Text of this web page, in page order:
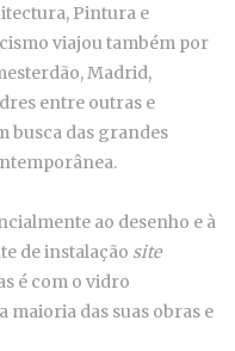
Pintura e
viajou também por
Madrid,
entre outras e
busca das grandes
ao desenho e à
de instalação site
é com o vidro
maioria das suas obras e